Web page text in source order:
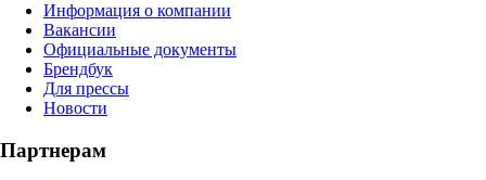
Информация о компании
Вакансии
Официальные документы
Брендбук
Для прессы
Новости
Партнерам